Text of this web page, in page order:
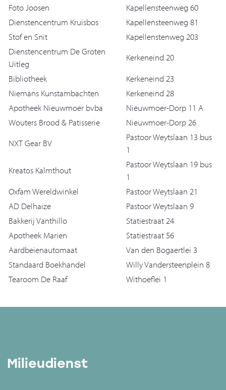
Foto Joosen
Kapellensteenweg 60
Dienstencentrum Kruisbos
Kapellensteenweg 81
Stof en Snit
Kapellenstenweg 203
Dienstencentrum De Groten
Uitleg
Kerkeneind 20
Bibliotheek
Kerkeneind 23
Niemans Kunstambachten
Kerkeneind 28
Apotheek Nieuwmoer bvba
Nieuwmoer-Dorp 11 A
Wouters Brood & Patisserie
Nieuwmoer-Dorp 26
NXT Gear BV
Pastoor Weytslaan 13 bus
1
Kreatos Kalmthout
Pastoor Weytslaan 19 bus
1
Oxfam Wereldwinkel
Pastoor Weytslaan 21
AD Delhaize
Pastoor Weytslaan 9
Bakkerij Vanthillo
Statiestraat 24
Apotheek Marien
Statiestraat 56
Aardbeienautomaat
Van den Bogaertlei 3
Standaard Boekhandel
Willy Vandersteenplein 8
Tearoom De Raaf
Withoeflei 1
Milieudienst